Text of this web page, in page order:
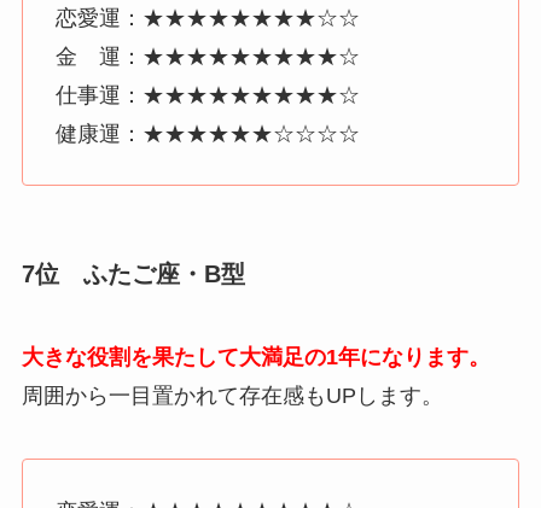
恋愛運：★★★★★★★★☆☆
金 運：★★★★★★★★★☆
仕事運：★★★★★★★★★☆
健康運：★★★★★★☆☆☆☆
7位 ふたご座・B型
大きな役割を果たして大満足の1年になります。
周囲から一目置かれて存在感もUPします。